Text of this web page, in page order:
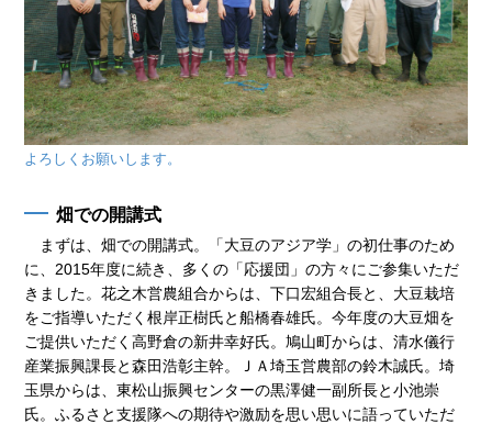
よろしくお願いします。
畑での開講式
まずは、畑での開講式。「大豆のアジア学」の初仕事のため
に、2015年度に続き、多くの「応援団」の方々にご参集いただ
きました。花之木営農組合からは、下口宏組合長と、大豆栽培
をご指導いただく根岸正樹氏と船橋春雄氏。今年度の大豆畑を
ご提供いただく高野倉の新井幸好氏。鳩山町からは、清水儀行
産業振興課長と森田浩彰主幹。ＪＡ埼玉営農部の鈴木誠氏。埼
玉県からは、東松山振興センターの黒澤健一副所長と小池崇
氏。ふるさと支援隊への期待や激励を思い思いに語っていただ